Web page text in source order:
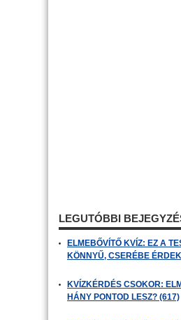
LEGUTÓBBI
ELMEBŐVÍTŐ KVÍZ: EZ A
KÖNNYŰ, CSERÉBE
KVÍZKÉRDÉS CSOKOR:
HÁNY PONTOD LESZ? (617)